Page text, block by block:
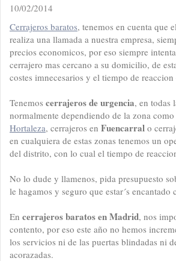
10/02/2014
Cerrajeros baratos, tenemos en cuenta que
realiza una llamada a nuestra empresa,
precios economicos, por eso siempre
cerrajero mas cercano a su domicilio, de
costes imnecesarios y el tiempo de
Tenemos cerrajeros de urgencia, en todas
normalmente dependiendo de la zona como
Hortaleza, cerrajeros en Fuencarral o
en cualquiera de estas zonas tenemos un
del distrito, con lo cual el tiempo de
No lo dude y llamenos, pida presupuesto
le hagamos y seguro que estar´s encantado
En cerrajeros baratos en Madrid, nos
contento, por eso este año no hemos
los servicios ni de las puertas blindadas ni
acorazadas.